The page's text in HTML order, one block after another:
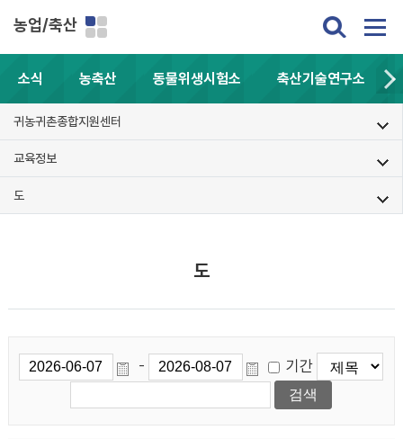
농업/축산
소식 농축산 동물위생시험소 축산기술연구소
귀농귀촌종합지원센터
교육정보
도
도
- 기간